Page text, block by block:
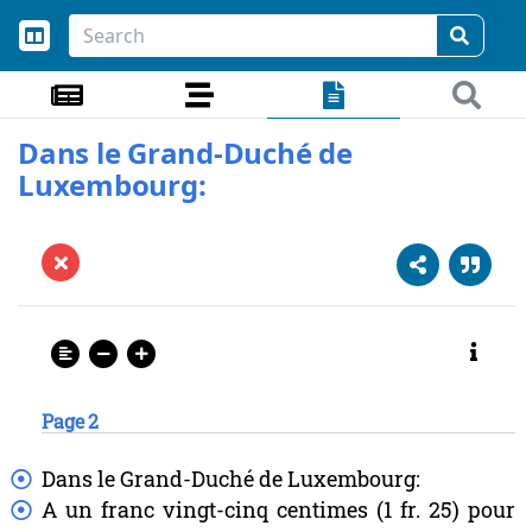
Dans le Grand-Duché de
Luxembourg:
Page 2
DansleGrand-DuchédeLuxembourg:
A un franc vingt-cinq centimes (1 fr. 25) pour